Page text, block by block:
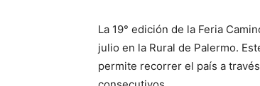
La 19° edición de la Feria
julio en la Rural de Palermo.
permite recorrer el país a